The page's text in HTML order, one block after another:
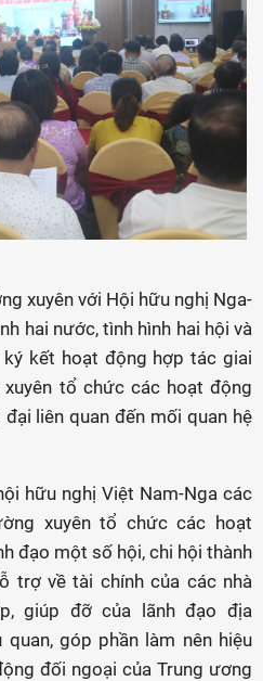
xuyên với Hội hữu nghị Nga-
hai nước, tình hình hai hội và
kết hoạt động hợp tác giai
tổ chức các hoạt động
liên quan đến mối quan hệ
hữu nghị Việt Nam-Nga các
xuyên tổ chức các hoạt
đạo một số hội, chi hội thành
trợ về tài chính của các nhà
giúp đỡ của lãnh đạo địa
góp phần làm nên hiệu
đối ngoại của Trung ương